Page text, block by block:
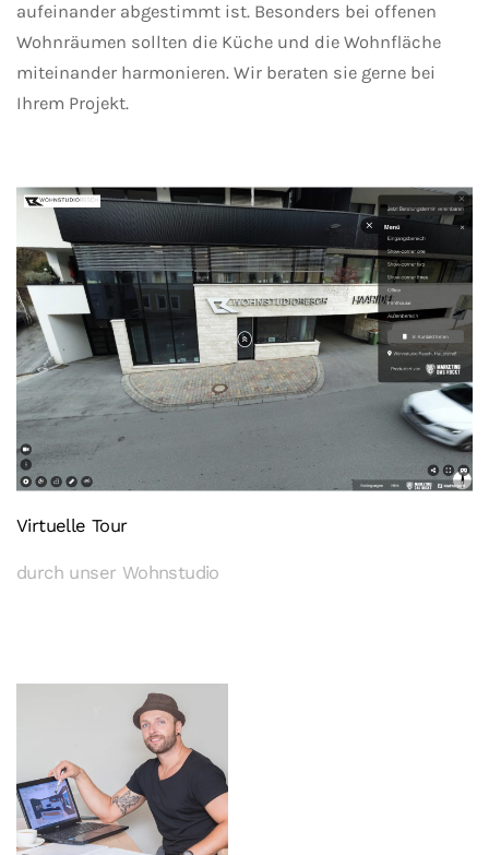
aufeinander abgestimmt ist. Besonders bei offenen
Wohnräumen sollten die Küche und die Wohnfläche
miteinander harmonieren. Wir beraten sie gerne bei
Ihrem Projekt.
Virtuelle Tour
durch unser Wohnstudio